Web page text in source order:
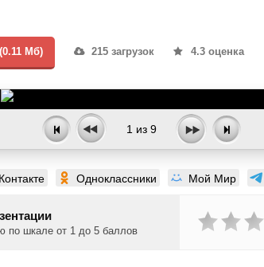
Мб) 215 загрузок 4.3 оценка
1 из 9
Одноклассники Мой Мир
по шкале от 1 до 5 баллов